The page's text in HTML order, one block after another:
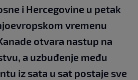
i Hercegovine u petak
vremenu
otvara nastup na
a uzbuđenje među
iz sata u sat postaje sve